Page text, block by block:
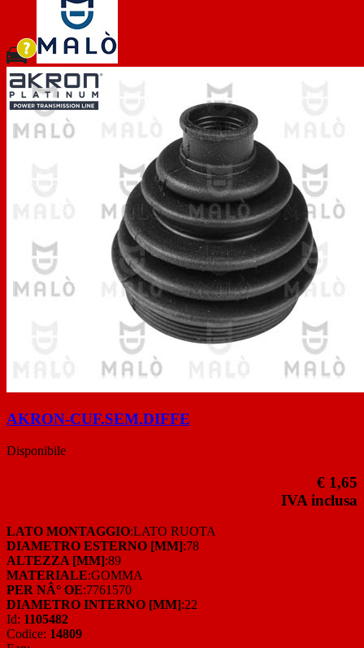
AKRON-CUF.SEM.DIFFE
Disponibile
€ 1,65
IVA inclusa
LATO MONTAGGIO:LATO RUOTA
DIAMETRO ESTERNO [MM]:78
ALTEZZA [MM]:89
MATERIALE:GOMMA
PER NÂ° OE:7761570
DIAMETRO INTERNO [MM]:22
Id: 1105482
Codice: 14809